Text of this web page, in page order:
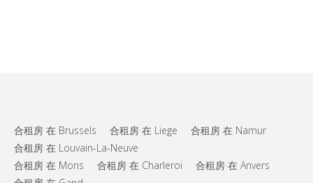
合租房 在 Brussels 合租房 在 Liege
合租房 在 Namur
合租房 在 Louvain-La-Neuve
合租房 在 Mons
合租房 在 Charleroi
合租房 在 Anvers